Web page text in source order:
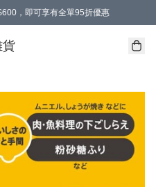
，即可享有全單95折優惠
消費購物滿HK$680(折扣後），可享有
貨